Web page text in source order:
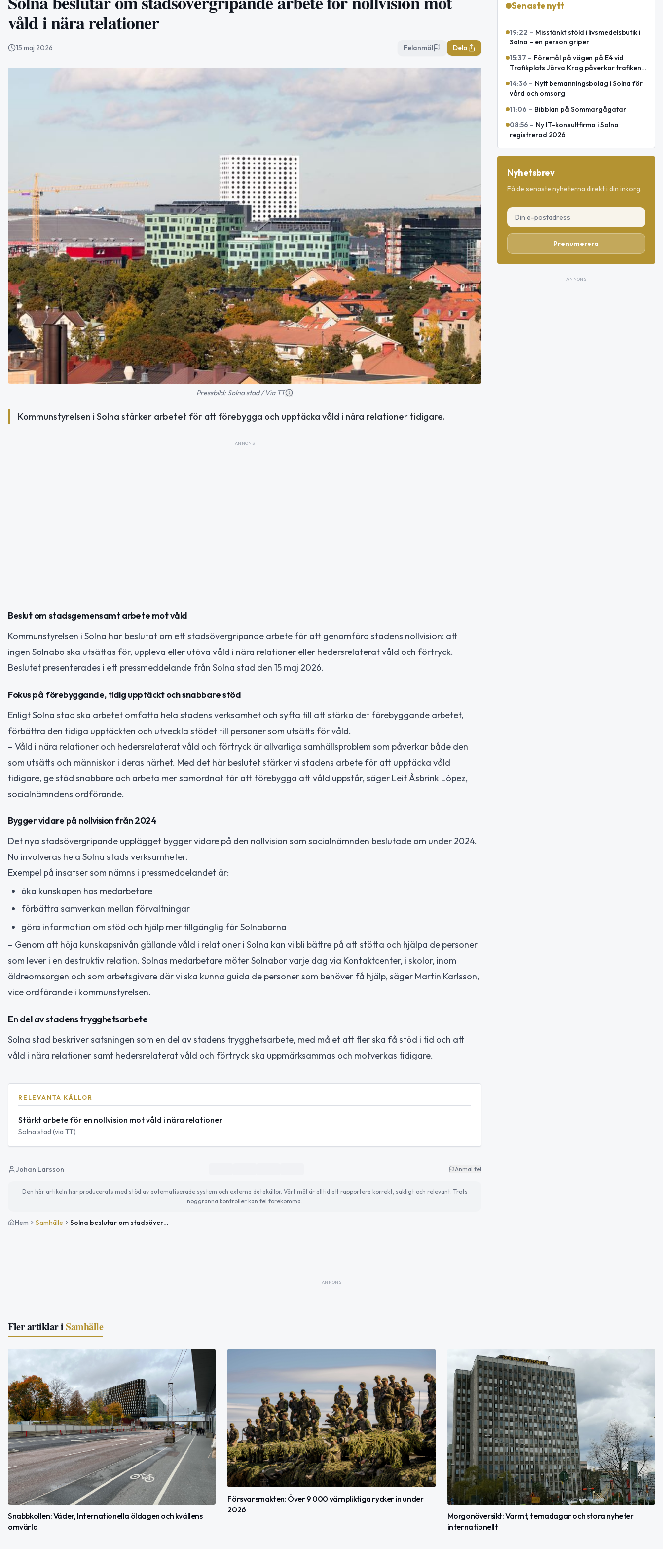
våld i nära relationer
15 maj 2026 Felanmäl Dela
Pressbild: Solna stad / Via TT
Kommunstyrelsen i Solna stärker arbetet för att förebygga och upptäcka våld i nära relationer tidigare.
ANNONS
Beslut om stadsgemensamt arbete mot våld
Kommunstyrelsen i Solna har beslutat om ett stadsövergripande arbete för att genomföra stadens nollvision: att
ingen Solnabo ska utsättas för, uppleva eller utöva våld i nära relationer eller hedersrelaterat våld och förtryck.
Beslutet presenterades i ett pressmeddelande från Solna stad den 15 maj 2026.
Fokus på förebyggande, tidig upptäckt och snabbare stöd
Enligt Solna stad ska arbetet omfatta hela stadens verksamhet och syfta till att stärka det förebyggande arbetet,
förbättra den tidiga upptäckten och utveckla stödet till personer som utsätts för våld.
– Våld i nära relationer och hedersrelaterat våld och förtryck är allvarliga samhällsproblem som påverkar både den
som utsätts och människor i deras närhet. Med det här beslutet stärker vi stadens arbete för att upptäcka våld
tidigare, ge stöd snabbare och arbeta mer samordnat för att förebygga att våld uppstår, säger Leif Åsbrink López,
socialnämndens ordförande.
Bygger vidare på nollvision från 2024
Det nya stadsövergripande upplägget bygger vidare på den nollvision som socialnämnden beslutade om under 2024.
Nu involveras hela Solna stads verksamheter.
Exempel på insatser som nämns i pressmeddelandet är:
öka kunskapen hos medarbetare
förbättra samverkan mellan förvaltningar
göra information om stöd och hjälp mer tillgänglig för Solnaborna
– Genom att höja kunskapsnivån gällande våld i relationer i Solna kan vi bli bättre på att stötta och hjälpa de personer
som lever i en destruktiv relation. Solnas medarbetare möter Solnabor varje dag via Kontaktcenter, i skolor, inom
äldreomsorgen och som arbetsgivare där vi ska kunna guida de personer som behöver få hjälp, säger Martin Karlsson,
vice ordförande i kommunstyrelsen.
En del av stadens trygghetsarbete
Solna stad beskriver satsningen som en del av stadens trygghetsarbete, med målet att fler ska få stöd i tid och att
våld i nära relationer samt hedersrelaterat våld och förtryck ska uppmärksammas och motverkas tidigare.
RELEVANTA KÄLLOR
Stärkt arbete för en nollvision mot våld i nära relationer
Solna stad (via TT)
Johan Larsson Anmäl fel
Den här artikeln har producerats med stöd av automatiserade system och externa datakällor. Vårt mål är alltid att rapportera korrekt, sakligt och relevant. Trots
noggranna kontroller kan fel förekomma.
Hem Samhälle Solna beslutar om stadsövergripande arbete för nollvision mot våld i nära relationer
Senaste nytt
19:22 – Misstänkt stöld i livsmedelsbutik i
Solna – en person gripen
15:37 – Föremål på vägen på E4 vid
Trafikplats Järva Krog påverkar trafiken
14:36 – Nytt bemanningsbolag i Solna för
vård och omsorg
11:06 – Bibblan på Sommargågatan
08:56 – Ny IT-konsultfirma i Solna
registrerad 2026
Nyhetsbrev
Få de senaste nyheterna direkt i din inkorg.
Prenumerera
ANNONS
ANNONS
Fler artiklar iSamhälle
Snabbkollen: Väder, Internationella öldagen och kvällens
omvärld
Försvarsmakten: Över 9 000 värnpliktiga rycker in under
2026
Morgonöversikt: Varmt, temadagar och stora nyheter
internationellt